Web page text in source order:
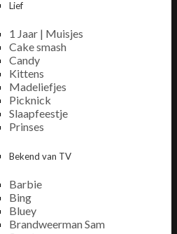
Lief
1 Jaar | Muisjes
Cake smash
Candy
Kittens
Madeliefjes
Picknick
Slaapfeestje
Prinses
Bekend van TV
Barbie
Bing
Bluey
Brandweerman Sam